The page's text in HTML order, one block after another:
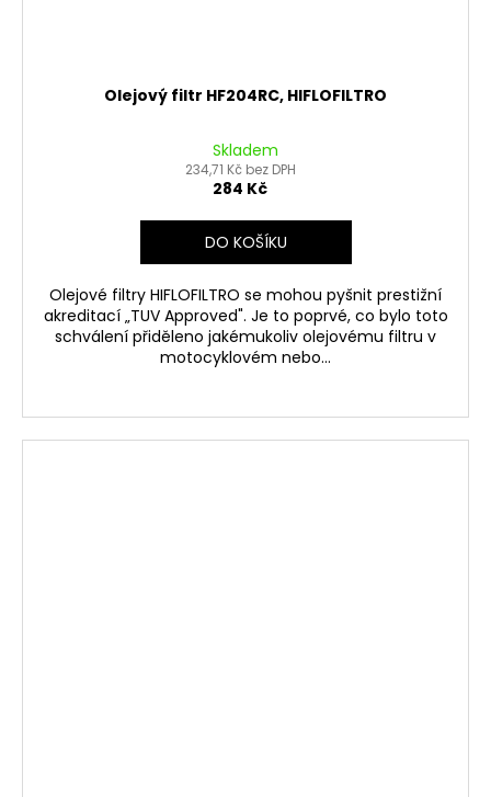
Olejový filtr HF204RC, HIFLOFILTRO
Skladem
234,71 Kč bez DPH
284 Kč
DO KOŠÍKU
Olejové filtry HIFLOFILTRO se mohou pyšnit prestižní
akreditací „TUV Approved". Je to poprvé, co bylo toto
schválení přiděleno jakémukoliv olejovému filtru v
motocyklovém nebo...